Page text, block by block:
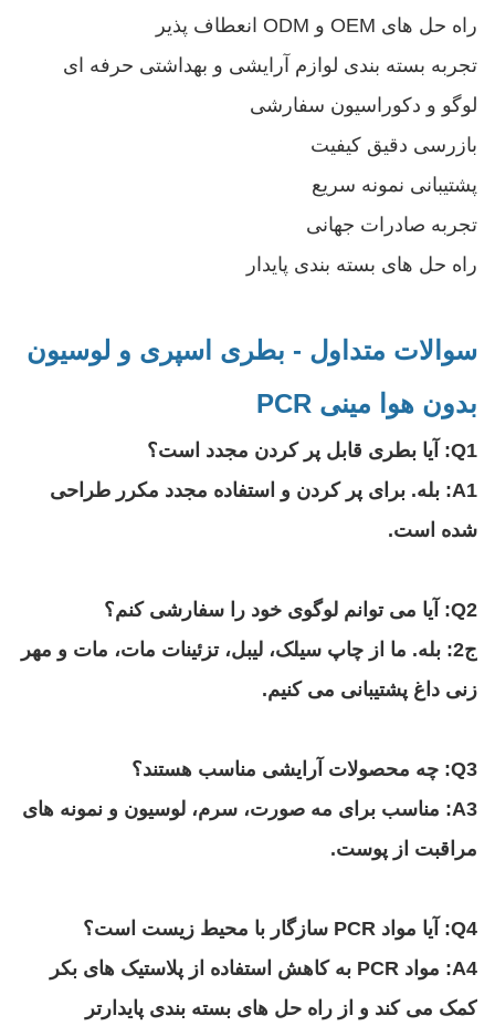
راه حل های OEM و ODM انعطاف پذیر
تجربه بسته بندی لوازم آرایشی و بهداشتی حرفه ای
لوگو و دکوراسیون سفارشی
بازرسی دقیق کیفیت
پشتیبانی نمونه سریع
تجربه صادرات جهانی
راه حل های بسته بندی پایدار
سوالات متداول - بطری اسپری و لوسیون
بدون هوا مینی PCR
Q1: آیا بطری قابل پر کردن مجدد است؟
A1: بله. برای پر کردن و استفاده مجدد مکرر طراحی
شده است.
Q2: آیا می توانم لوگوی خود را سفارشی کنم؟
ج2: بله. ما از چاپ سیلک، لیبل، تزئینات مات، مات و مهر
زنی داغ پشتیبانی می کنیم.
Q3: چه محصولات آرایشی مناسب هستند؟
A3: مناسب برای مه صورت، سرم، لوسیون و نمونه های
مراقبت از پوست.
Q4: آیا مواد PCR سازگار با محیط زیست است؟
A4: مواد PCR به کاهش استفاده از پلاستیک های بکر
کمک می کند و از راه حل های بسته بندی پایدارتر